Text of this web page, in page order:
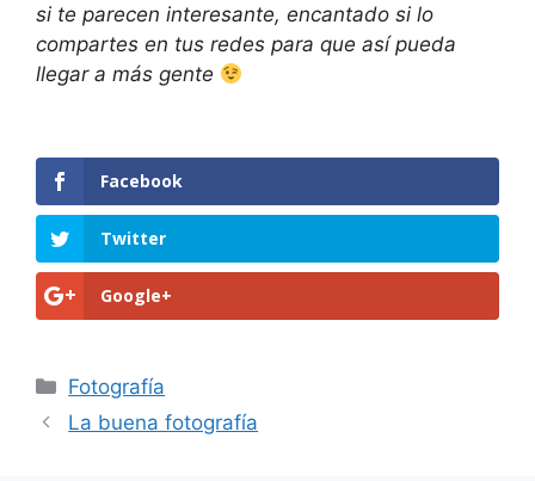
si te parecen interesante, encantado si lo
compartes en tus redes para que así pueda
llegar a más gente
Facebook
Twitter
Google+
Categorías
Fotografía
La buena fotografía